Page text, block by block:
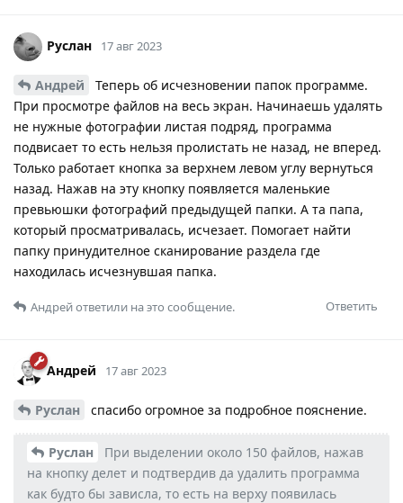
Руслан 17 авг 2023
Андрей
Теперь об исчезновении папок программе.
При просмотре файлов на весь экран. Начинаешь удалять
не нужные фотографии листая подряд, программа
подвисает то есть нельзя пролистать не назад, не вперед.
Только работает кнопка за верхнем левом углу вернуться
назад. Нажав на эту кнопку появляется маленькие
превьюшки фотографий предыдущей папки. А та папа,
который просматривалась, исчезает. Помогает найти
папку принудителное сканирование раздела где
находилась исчезнувшая папка.
Ответить
Андрейответили на это сообщение.
Андрей 17 авг 2023
Руслан спасибо огромное за подробное пояснение.
Руслан
При выделении около 150 файлов, нажав
на кнопку делет и подтвердив да удалить программа
как будто бы зависла, то есть на верху появилась